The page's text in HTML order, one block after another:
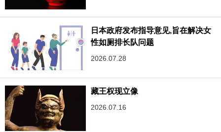
日本政府发布指导意见,旨在解决女
性如厕排长队问题
2026.07.28
藏王权现立像
2026.07.16